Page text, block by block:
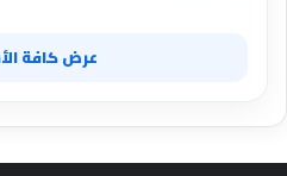
عرض كافة